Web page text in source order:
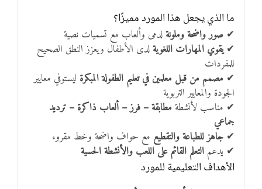
ما الذي يجعل هذا المورد مميزًا؟
✔ صور واضحة وملونةلدمى وألعاب مع تسميات نصية
✔يقوي المهارات اللغويةلدى الأطفال ويعزز النطق الصحيح
للمفردات
✔ مصمم من قبل معلمين في تعليم الطفولة المبكرة ليستوفي معايير
الجودة والمعايير التربوية
✔ مناسب لأنشطة مطابقة – فرز – ألعاب ذاكرة – ترديد
جماعي
✔ جاهز للطباعة والتقطيع مع حواف واضحة وخط مقروء
✔ يدعم التعلم القائم على اللعب والأنشطة الحسية
الأهداف التعليمية للمورد